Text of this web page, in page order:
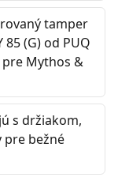
tamper
(G) od PUQ
Mythos &
s držiakom,
bežné